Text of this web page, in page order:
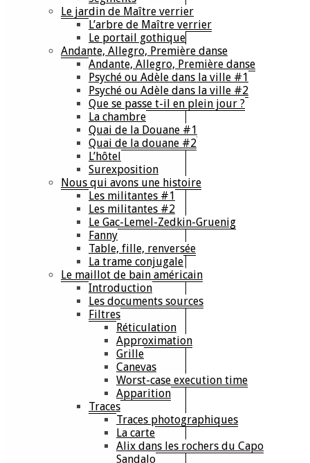
Le jardin de Maître verrier
L’arbre de Maître verrier
Le portail gothique
Andante, Allegro, Première danse
Andante, Allegro, Première danse
Psyché ou Adèle dans la ville #1
Psyché ou Adèle dans la ville #2
Que se passe t-il en plein jour ?
La chambre
Quai de la Douane #1
Quai de la douane #2
L’hôtel
Surexposition
Nous qui avons une histoire
Les militantes #1
Les militantes #2
Le Gac-Lemel-Zedkin-Gruenig
Fanny
Table, fille, renversée
La trame conjugale
Le maillot de bain américain
Introduction
Les documents sources
Filtres
Réticulation
Approximation
Grille
Canevas
Worst-case execution time
Apparition
Traces
Traces photographiques
La carte
Alix dans les rochers du Capo
Sandalo